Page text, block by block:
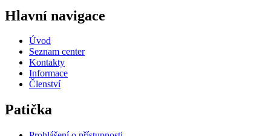
Hlavní navigace
Úvod
Seznam center
Kontakty
Informace
Členství
Patička